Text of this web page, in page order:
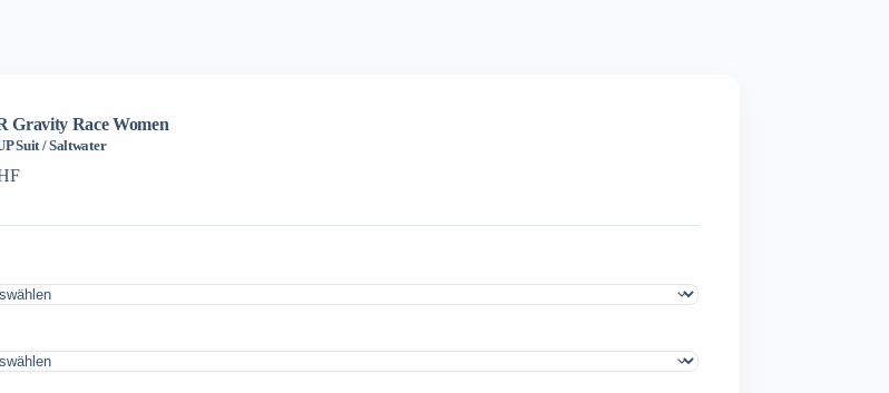
Gravity Race Women
Suit / Saltwater